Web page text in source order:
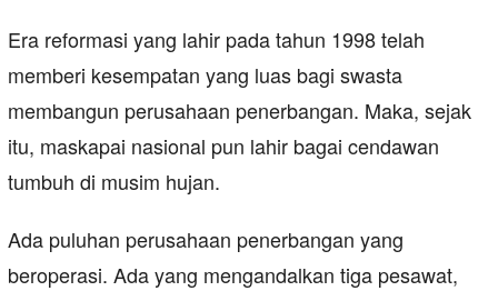
Era reformasi yang lahir pada tahun 1998 telah
memberi kesempatan yang luas bagi swasta
membangun perusahaan penerbangan. Maka, sejak
itu, maskapai nasional pun lahir bagai cendawan
tumbuh di musim hujan.
Ada puluhan perusahaan penerbangan yang
beroperasi. Ada yang mengandalkan tiga pesawat,